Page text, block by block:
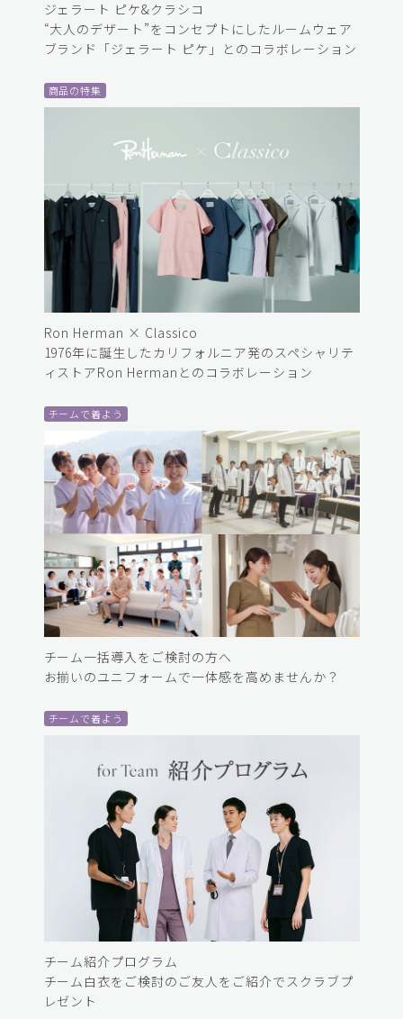
ジェラート ピケ&クラシコ
“大人のデザート”をコンセプトにしたルームウェア
ブランド「ジェラート ピケ」とのコラボレーション
商品の特集
Ron Herman × Classico
1976年に誕生したカリフォルニア発のスペシャリテ
ィストアRon Hermanとのコラボレーション
チームで着よう
チーム一括導入をご検討の方へ
お揃いのユニフォームで一体感を高めませんか？
チームで着よう
チーム紹介プログラム
チーム白衣をご検討のご友人をご紹介でスクラブプ
レゼント